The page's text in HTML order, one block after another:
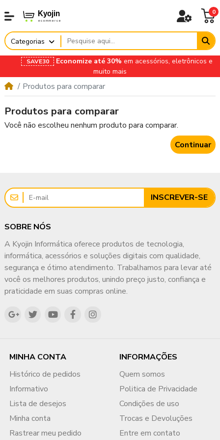
0
Categorias
SAVE30 Economize até 30% em acessórios, eletrônicos e
muito mais
Produtos para comparar
Produtos para comparar
Você não escolheu nenhum produto para comparar.
Continuar
INSCREVER-SE
SOBRE NÓS
A Kyojin Informática oferece produtos de tecnologia,
informática, acessórios e soluções digitais com qualidade,
segurança e ótimo atendimento. Trabalhamos para levar até
você os melhores produtos, unindo preço justo, confiança e
praticidade em suas compras online.
MINHA CONTA
Histórico de pedidos
Informativo
Lista de desejos
Minha conta
Rastrear meu pedido
INFORMAÇÕES
Quem somos
Politica de Privacidade
Condições de uso
Trocas e Devoluções
Entre em contato